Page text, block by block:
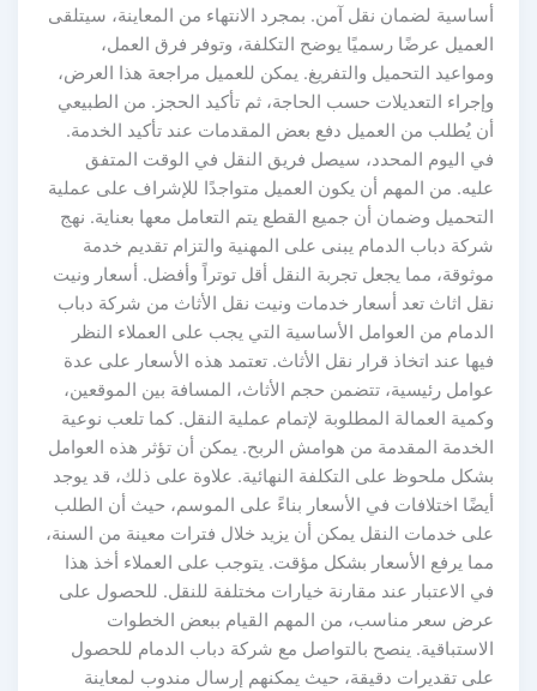
أساسية لضمان نقل آمن. بمجرد الانتهاء من المعاينة، سيتلقى
العميل عرضًا رسميًا يوضح التكلفة، وتوفر فرق العمل،
ومواعيد التحميل والتفريغ. يمكن للعميل مراجعة هذا العرض،
وإجراء التعديلات حسب الحاجة، ثم تأكيد الحجز. من الطبيعي
أن يُطلب من العميل دفع بعض المقدمات عند تأكيد الخدمة.
في اليوم المحدد، سيصل فريق النقل في الوقت المتفق
عليه. من المهم أن يكون العميل متواجدًا للإشراف على عملية
التحميل وضمان أن جميع القطع يتم التعامل معها بعناية. نهج
شركة دباب الدمام يبنى على المهنية والتزام تقديم خدمة
موثوقة، مما يجعل تجربة النقل أقل توتراً وأفضل. أسعار ونيت
نقل اثاث تعد أسعار خدمات ونيت نقل الأثاث من شركة دباب
الدمام من العوامل الأساسية التي يجب على العملاء النظر
فيها عند اتخاذ قرار نقل الأثاث. تعتمد هذه الأسعار على عدة
عوامل رئيسية، تتضمن حجم الأثاث، المسافة بين الموقعين،
وكمية العمالة المطلوبة لإتمام عملية النقل. كما تلعب نوعية
الخدمة المقدمة من هوامش الربح. يمكن أن تؤثر هذه العوامل
بشكل ملحوظ على التكلفة النهائية. علاوة على ذلك، قد يوجد
أيضًا اختلافات في الأسعار بناءً على الموسم، حيث أن الطلب
على خدمات النقل يمكن أن يزيد خلال فترات معينة من السنة،
مما يرفع الأسعار بشكل مؤقت. يتوجب على العملاء أخذ هذا
في الاعتبار عند مقارنة خيارات مختلفة للنقل. للحصول على
عرض سعر مناسب، من المهم القيام ببعض الخطوات
الاستباقية. ينصح بالتواصل مع شركة دباب الدمام للحصول
على تقديرات دقيقة، حيث يمكنهم إرسال مندوب لمعاينة